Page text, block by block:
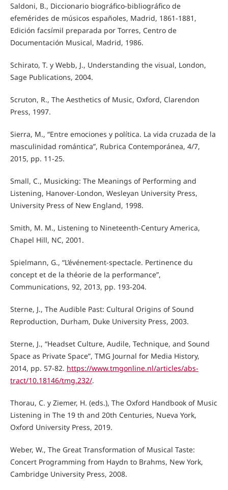
Saldoni, B., Diccionario biográfico-bibliográfico de
efemérides de músicos españoles, Madrid, 1861-1881,
Edición facsímil preparada por Torres, Centro de
Documentación Musical, Madrid, 1986.
Schirato, T. y Webb, J., Understanding the visual, London,
Sage Publications, 2004.
Scruton, R., The Aesthetics of Music, Oxford, Clarendon
Press, 1997.
Sierra, M., “Entre emociones y política. La vida cruzada de la
masculinidad romántica”, Rubrica Contemporánea, 4/7,
2015, pp. 11-25.
Small, C., Musicking: The Meanings of Performing and
Listening, Hanover-London, Wesleyan University Press,
University Press of New England, 1998.
Smith, M. M., Listening to Nineteenth-Century America,
Chapel Hill, NC, 2001.
Spielmann, G., “L’événement-spectacle. Pertinence du
concept et de la théorie de la performance”,
Communications, 92, 2013, pp. 193-204.
Sterne, J., The Audible Past: Cultural Origins of Sound
Reproduction, Durham, Duke University Press, 2003.
Sterne, J., “Headset Culture, Audile, Technique, and Sound
Space as Private Space”, TMG Journal for Media History,
2014, pp. 57-82. https://www.tmgonline.nl/articles/abs-
tract/10.18146/tmg.232/.
Thorau, C. y Ziemer, H. (eds.), The Oxford Handbook of Music
Listening in The 19 th and 20th Centuries, Nueva York,
Oxford University Press, 2019.
Weber, W., The Great Transformation of Musical Taste:
Concert Programming from Haydn to Brahms, New York,
Cambridge University Press, 2008.